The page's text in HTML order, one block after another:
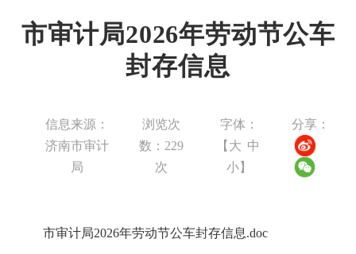
市审计局2026年劳动节公车
封存信息
信息来源：
济南市审计
局
浏览次
数： 229
次
字体：
【 大 中
小】
分享：
市审计局2026年劳动节公车封存信息.doc